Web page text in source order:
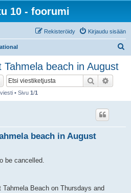
10 - foorumi
Kirjaudu sisään
Rekisteröidy
Tahmela beach in August
Etsi
• Sivu 1/1
beach in August
be cancelled.
Beach on Thursdays and